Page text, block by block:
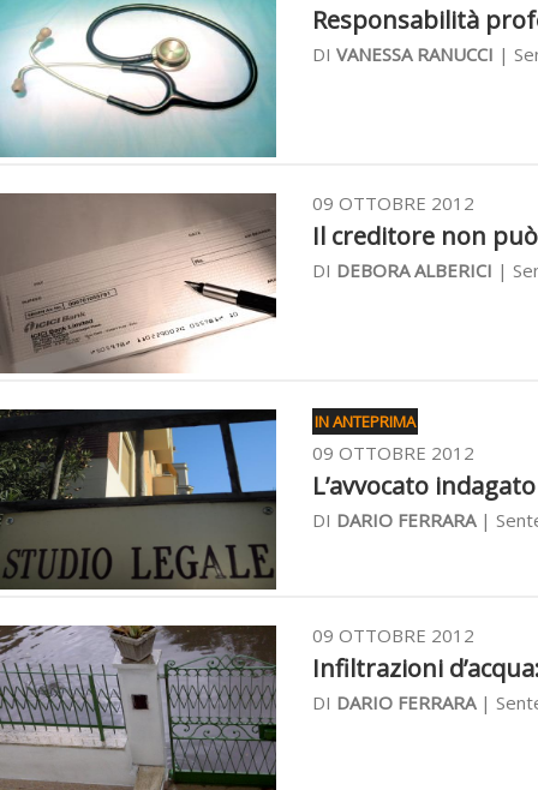
Responsabilità
DI VANESSA RANUCCI |
09 OTTOBRE 2012
Il creditore non
DI DEBORA ALBERICI |
IN ANTEPRIMA
09 OTTOBRE 2012
L’avvocato
DI DARIO FERRARA|
09 OTTOBRE 2012
Infiltrazioni
DI DARIO FERRARA|